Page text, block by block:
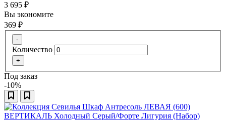
3 695 ₽
Вы экономите
369 ₽
-
Количество
+
Под заказ
-10%